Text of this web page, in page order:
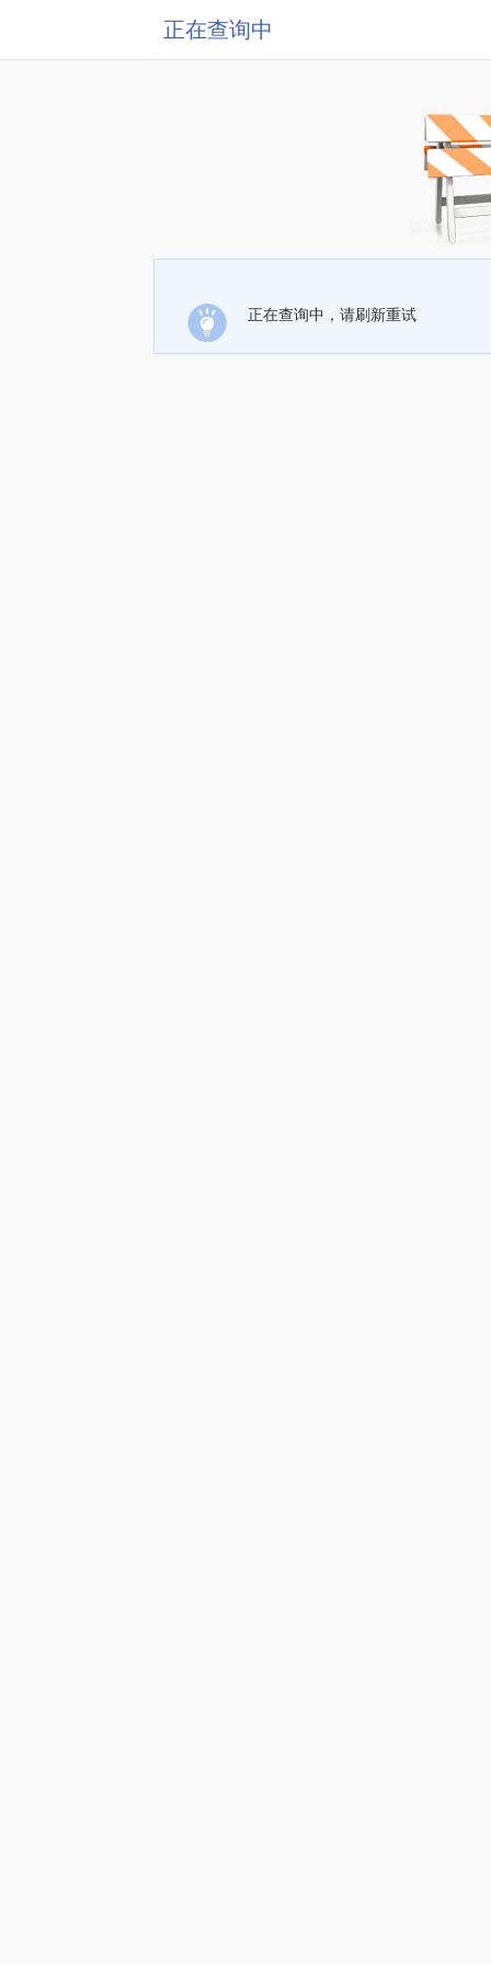
正在查询中
正在查询中，请刷新重试